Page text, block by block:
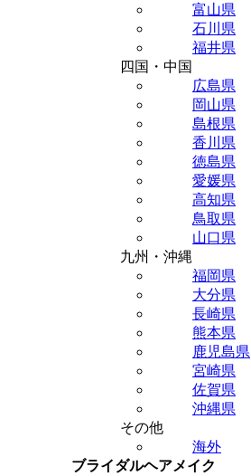
富山県
石川県
福井県
四国・中国
広島県
岡山県
島根県
香川県
徳島県
愛媛県
高知県
鳥取県
山口県
九州・沖縄
福岡県
大分県
長崎県
熊本県
鹿児島県
宮崎県
佐賀県
沖縄県
その他
海外
ブライダルヘアメイク